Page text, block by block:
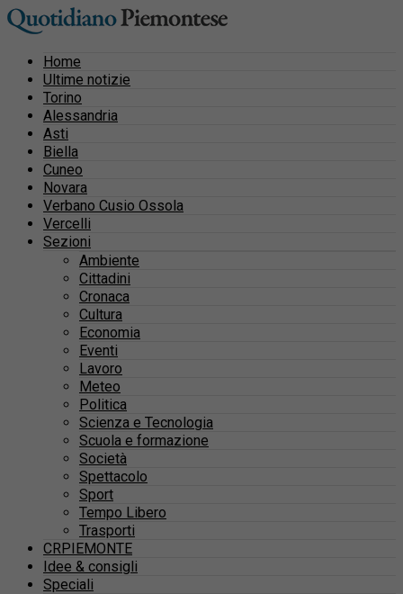
Home
Ultime notizie
Torino
Alessandria
Asti
Biella
Cuneo
Novara
Verbano Cusio Ossola
Vercelli
Sezioni
Ambiente
Cittadini
Cronaca
Cultura
Economia
Eventi
Lavoro
Meteo
Politica
Scienza e Tecnologia
Scuola e formazione
Società
Spettacolo
Sport
Tempo Libero
Trasporti
CRPIEMONTE
Idee & consigli
Speciali